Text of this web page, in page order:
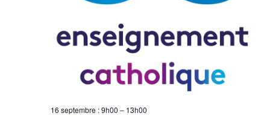
16 septembre : 9h00 – 13h00